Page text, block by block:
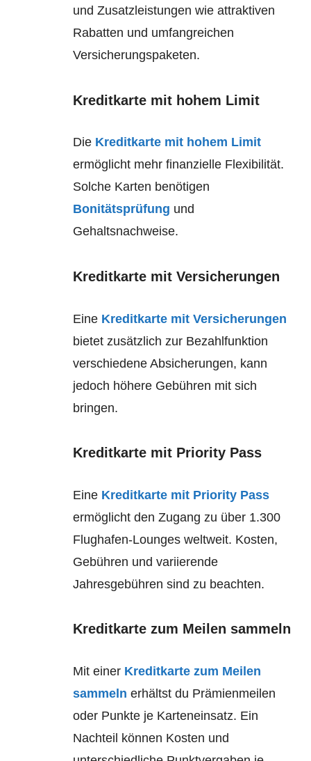
und Zusatzleistungen wie attraktiven
Rabatten und umfangreichen
Versicherungspaketen.
Kreditkarte mit hohem Limit
Die Kreditkarte mit hohem Limit
ermöglicht mehr finanzielle Flexibilität.
Solche Karten benötigen
Bonitätsprüfung und
Gehaltsnachweise.
Kreditkarte mit Versicherungen
Eine Kreditkarte mit Versicherungen
bietet zusätzlich zur Bezahlfunktion
verschiedene Absicherungen, kann
jedoch höhere Gebühren mit sich
bringen.
Kreditkarte mit Priority Pass
Eine Kreditkarte mit Priority Pass
ermöglicht den Zugang zu über 1.300
Flughafen-Lounges weltweit. Kosten,
Gebühren und variierende
Jahresgebühren sind zu beachten.
Kreditkarte zum Meilen sammeln
Mit einer Kreditkarte zum Meilen
sammeln erhältst du Prämienmeilen
oder Punkte je Karteneinsatz. Ein
Nachteil können Kosten und